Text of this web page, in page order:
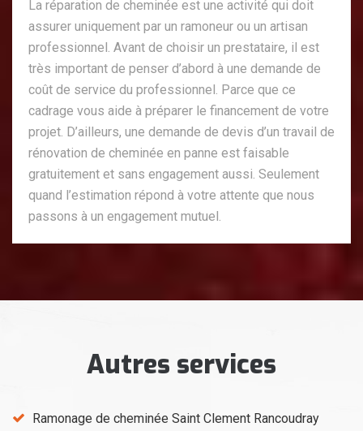
La réparation de cheminée est une activité qui doit
assurer uniquement par un ramoneur ou un artisan
professionnel. Avant de choisir un prestataire, il est
très important de penser d’abord à une demande de
coût de service du professionnel. Parce que ce
cadrage vous aide à préparer le financement de votre
projet. D’ailleurs, une demande de devis d’un travail de
rénovation de cheminée en panne est faisable
gratuitement et sans engagement aussi. Seulement
quand l’estimation répond à votre attente que nous
passons à un engagement mutuel.
Autres services
Ramonage de cheminée Saint Clement Rancoudray